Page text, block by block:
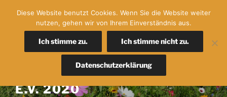
Inhalt
springen
FREIE WÄHLER IN DER
GEMEINDE HOHENTHANN
E.V. 2020
Diese Website benutzt Cookies. Wenn Sie die Website weiter
nutzen, gehen wir von Ihrem Einverständnis aus.
Ich stimme zu. Ich stimme nicht zu.
Datenschutzerklärung